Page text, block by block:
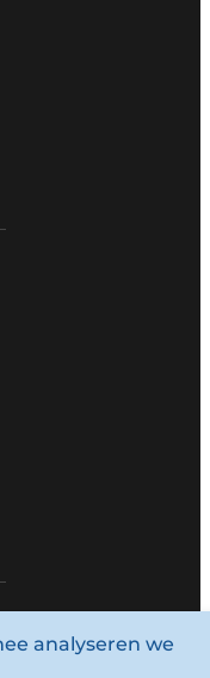
analyseren we